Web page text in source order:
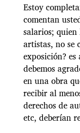
Estoy
comentan
salarios;
artistas, no se
exposición?
debemos
en una obra
recibir al
derechos de
etc, deberían